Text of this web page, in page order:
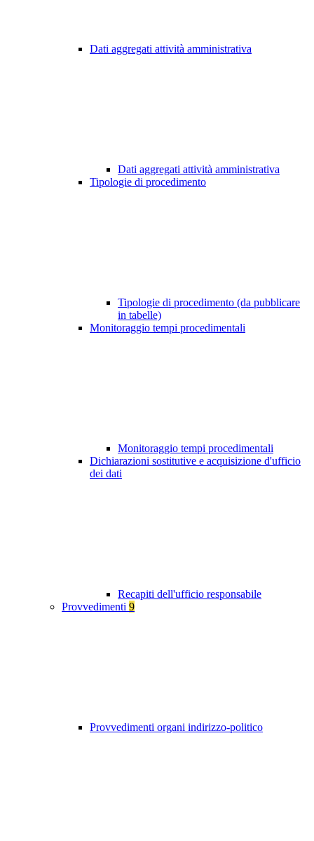
Dati aggregati attività amministrativa
Dati aggregati attività amministrativa
Tipologie di procedimento
Tipologie di procedimento (da pubblicare
in tabelle)
Monitoraggio tempi procedimentali
Monitoraggio tempi procedimentali
Dichiarazioni sostitutive e acquisizione d'ufficio
dei dati
Recapiti dell'ufficio responsabile
Provvedimenti 9
Provvedimenti organi indirizzo-politico